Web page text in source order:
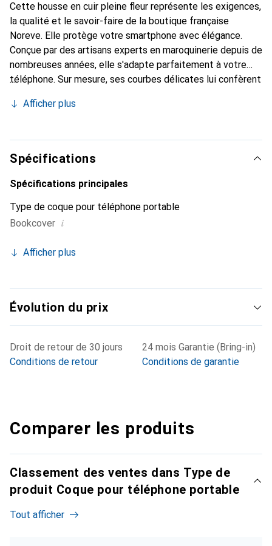
Cette housse en cuir pleine fleur représente les exigences,
la qualité et le savoir-faire de la boutique française
Noreve. Elle protège votre smartphone avec élégance.
Conçue par des artisans experts en maroquinerie depuis de
nombreuses années, elle s'adapte parfaitement à votre
téléphone. Sur mesure, ses courbes délicates lui confèrent
et indispensable pour votre smartphone. Reconnaître
marque Noreve est un choix sûr pour une clientèle
exigeante.
Afficher plus
Spécifications
Spécifications principales
Type de coque pour téléphone portable
Bookcover i
Afficher plus
Évolution du prix
Droit de retour de 30 jours
Conditions de retour
24 mois Garantie (Bring-in)
Conditions de garantie
Comparer les produits
Classement des ventes dans Type de
produit Coque pour téléphone portable
Tout afficher